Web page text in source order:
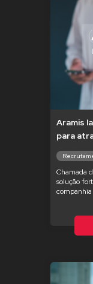
Aramis
para
Chamada
solução
companhia